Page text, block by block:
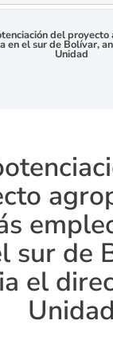
del proyecto
en el sur de Bolívar,
Unidad
sur de
el
Unidad